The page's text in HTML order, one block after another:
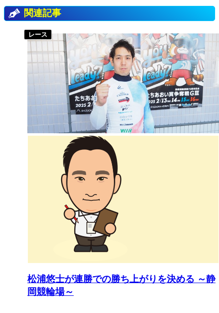
関連記事
松浦悠士が連勝での勝ち上がりを決める ～静
岡競輪場～